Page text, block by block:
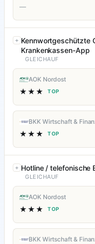
—
Kennwortgeschützte
Krankenkassen-App
GLEICHAUF
AOK Nordost
★★★ TOP
BKK Wirtschaft &
★★★ TOP
Hotline / telefonische
GLEICHAUF
AOK Nordost
★★★ TOP
BKK Wirtschaft &